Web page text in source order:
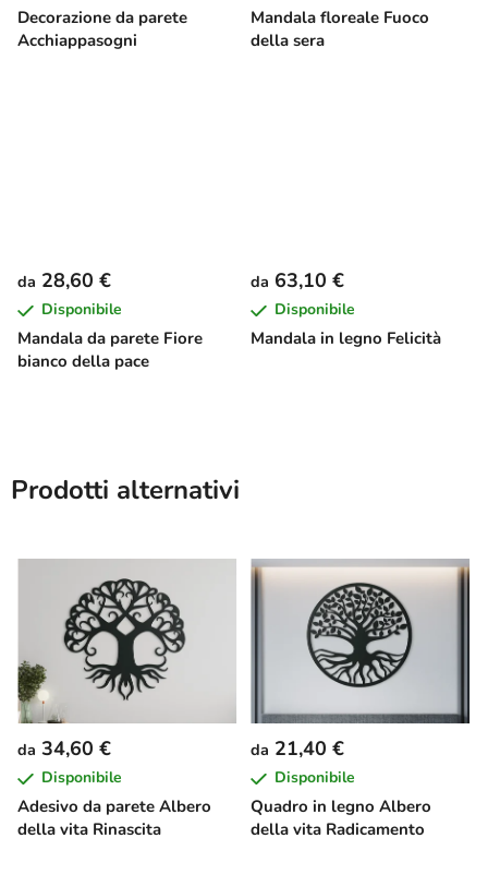
Decorazione da parete
Acchiappasogni
Mandala floreale Fuoco
della sera
Mandala da parete Fiore
bianco della pace
da 28,60 €
Disponibile
Mandala in legno Felicità
da 63,10 €
Disponibile
Prodotti alternativi
Adesivo da parete Albero
della vita Rinascita
da 34,60 €
Disponibile
Quadro in legno Albero
della vita Radicamento
da 21,40 €
Disponibile